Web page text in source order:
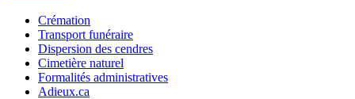
Crémation
Transport funéraire
Dispersion des cendres
Cimetière naturel
Formalités administratives
Adieux.ca